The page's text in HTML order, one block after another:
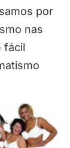
por
nas
fácil